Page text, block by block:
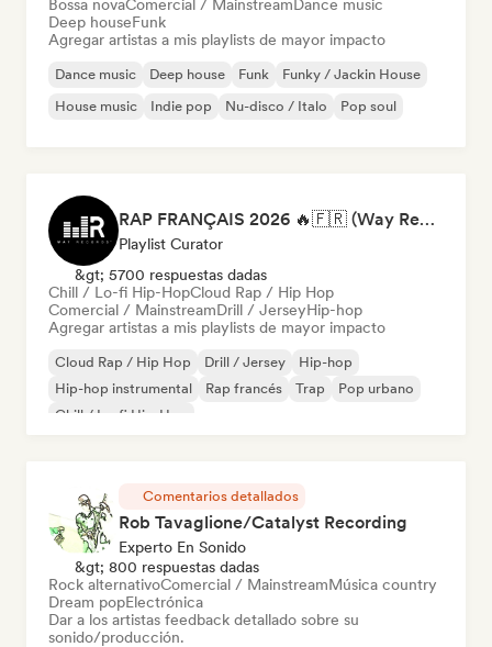
Bossa novaComercial / Mainstream Dance music
Deep houseFunk
Agregar artistas a mis playlists de mayor impacto
Dance music Deep house Funk
Funky / Jackin House
House music
Indie pop Nu-disco / Italo Pop soul
RAP FRANÇAIS 2026 🔥🇫🇷 (Way Records)
Playlist Curator
&gt; 5700 respuestas dadas
Chill / Lo-fi Hip-HopCloud Rap / Hip Hop
Comercial / MainstreamDrill / JerseyHip-hop
Agregar artistas a mis playlists de mayor impacto
Cloud Rap / Hip Hop Drill / Jersey
Hip-hop
Hip-hop instrumental
Rap francés Trap
Pop urbano
Chill / Lo-fi Hip-Hop
Comentarios detallados
Rob Tavaglione/Catalyst Recording
Experto En Sonido
&gt; 800 respuestas dadas
Rock alternativoComercial / MainstreamMúsica country
Dream popElectrónica
Dar a los artistas feedback detallado sobre su
sonido/producción.